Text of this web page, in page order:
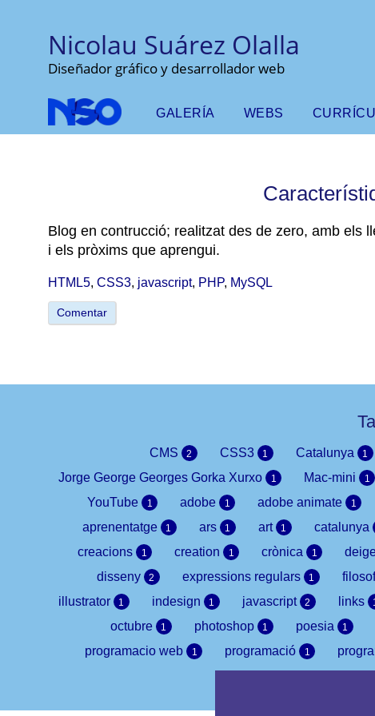
Nicolau Suárez Olalla
Diseñador gráfico y desarrollador web
GALERÍA WEBS
Blog en contrucció; realitzat des de zero, amb els
i els pròxims que aprengui.
HTML5, CSS3, javascript, PHP, MySQL
Comentar
CMS 2 CSS3 1 Catalunya 1
Jorge George Georges Gorka Xurxo 1 Mac-mini 1
YouTube 1 adobe 1 adobe animate 1
aprenentatge 1 ars 1 art 1 catalunya
creacions 1 creation 1 crònica 1
disseny 2 expressions regulars 1
illustrator 1 indesign 1 javascript 2 links
octubre 1 photoshop 1 poesia 1
programacio web 1 programació 1